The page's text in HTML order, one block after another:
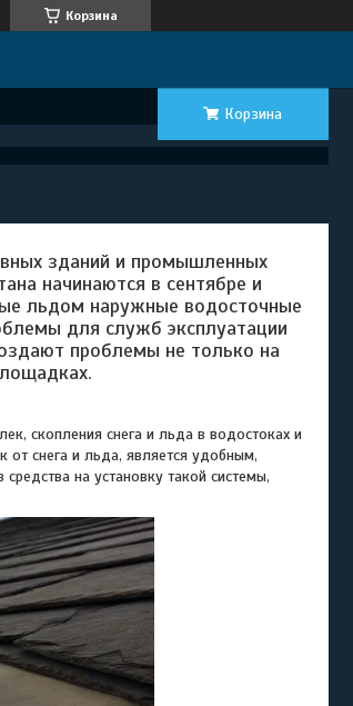
Корзина
Корзина
зданий и промышленных
начинаются в сентябре и
льдом наружные водосточные
для служб эксплуатации
проблемы не только на
скопления снега и льда в водостоках и
снега и льда, является удобным,
на установку такой системы,